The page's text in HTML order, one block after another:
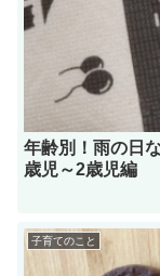
年齢別！雨の日
歳児～2歳児編
子育てのこと